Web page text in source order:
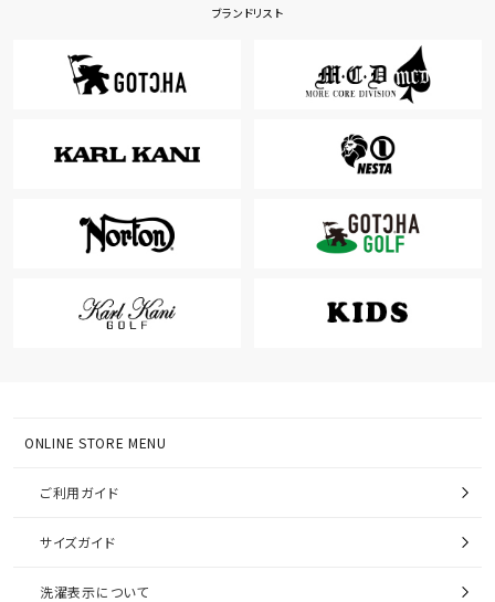
ブランドリスト
ONLINE STORE MENU
ご利用ガイド
サイズガイド
洗濯表示について